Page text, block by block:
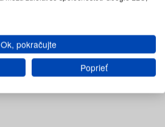
Ok, pokračujte
Poprieť